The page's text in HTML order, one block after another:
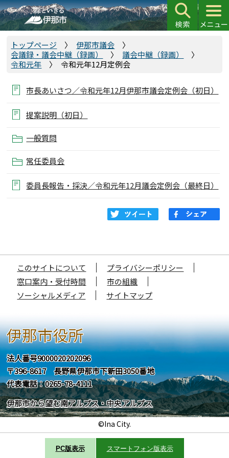
こ
の
ペ
トップページ
伊那市議会
会議録・議会中継（録画）
議会中継（録画）
令和元年
令和元年12月定例会
市長あいさつ／令和元年12月伊那市議会定例会（初日）
提案説明（初日）
一般質問
常任委員会
委員長報告・採決／令和元年12月議会定例会（最終日）
このサイトについて
プライバシーポリシー
窓口案内・受付時間
市の組織
ソーシャルメディア
サイトマップ
伊那市役所
法人番号9000020202096
〒396-8617 長野県伊那市下新田3050番地
代表電話：0265-78-4111
伊那市から望む南アルプス・中央アルプス
©Ina City.
PC版表示 スマートフォン版表示